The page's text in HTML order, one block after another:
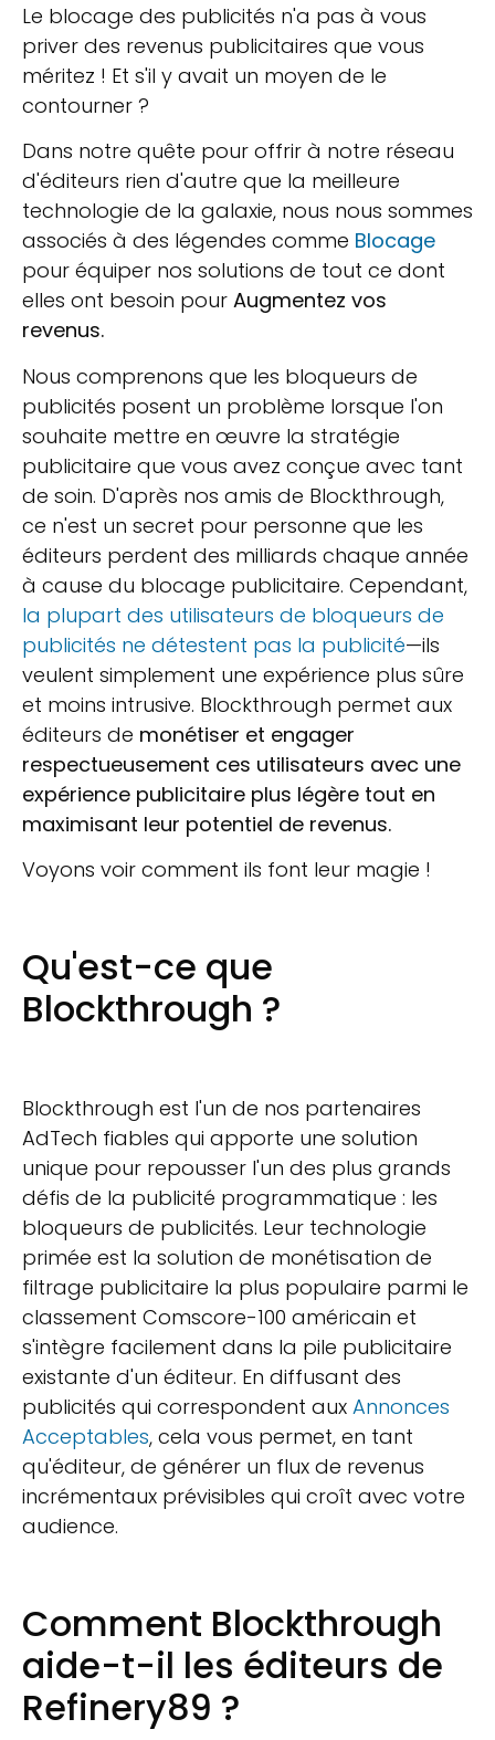
Le blocage des publicités n'a pas à vous
priver des revenus publicitaires que vous
méritez ! Et s'il y avait un moyen de le
contourner ?
Dans notre quête pour offrir à notre réseau
d'éditeurs rien d'autre que la meilleure
technologie de la galaxie, nous nous sommes
associés à des légendes comme Blocage
pour équiper nos solutions de tout ce dont
elles ont besoin pour Augmentez vos
revenus.
Nous comprenons que les bloqueurs de
publicités posent un problème lorsque l'on
souhaite mettre en œuvre la stratégie
publicitaire que vous avez conçue avec tant
de soin. D'après nos amis de Blockthrough,
ce n'est un secret pour personne que les
éditeurs perdent des milliards chaque année
à cause du blocage publicitaire. Cependant,
la plupart des utilisateurs de bloqueurs de
publicités ne détestent pas la publicité—ils
veulent simplement une expérience plus sûre
et moins intrusive. Blockthrough permet aux
éditeurs de monétiser et engager
respectueusement ces utilisateurs avec une
expérience publicitaire plus légère tout en
maximisant leur potentiel de revenus.
Voyons voir comment ils font leur magie !
Qu'est-ce que
Blockthrough ?
Blockthrough est l'un de nos partenaires
AdTech fiables qui apporte une solution
unique pour repousser l'un des plus grands
défis de la publicité programmatique : les
bloqueurs de publicités. Leur technologie
primée est la solution de monétisation de
filtrage publicitaire la plus populaire parmi le
classement Comscore-100 américain et
s'intègre facilement dans la pile publicitaire
existante d'un éditeur. En diffusant des
publicités qui correspondent aux Annonces
Acceptables, cela vous permet, en tant
qu'éditeur, de générer un flux de revenus
incrémentaux prévisibles qui croît avec votre
audience.
Comment Blockthrough
aide-t-il les éditeurs de
Refinery89 ?